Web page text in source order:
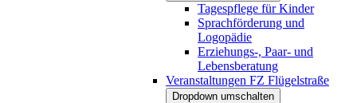
Tagespflege für Kinder
Sprachförderung und
Logopädie
Erziehungs-, Paar- und
Lebensberatung
Veranstaltungen FZ Flügelstraße
Dropdown umschalten